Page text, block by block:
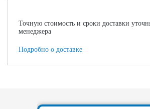
Точную стоимость и сроки доставки
менеджера
Подробно о доставке